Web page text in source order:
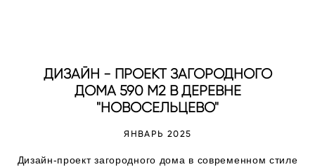
ДИЗАЙН - ПРОЕКТ ЗАГОРОДНОГО
ДОМА 590 М2 В ДЕРЕВНЕ
"НОВОСЕЛЬЦЕВО"
ЯНВАРЬ 2025
Дизайн-проект загородного дома в современном стиле